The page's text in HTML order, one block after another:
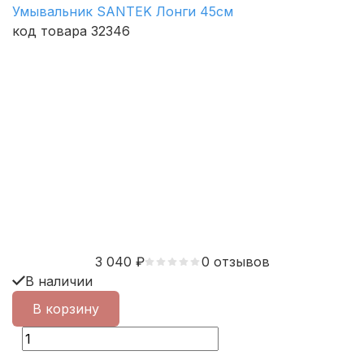
Умывальник SANTEK Лонги 45см
код товара 32346
3 040 ₽
0 отзывов
В наличии
В корзину